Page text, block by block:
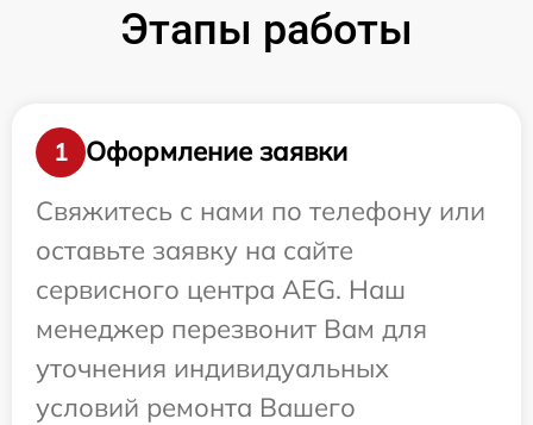
Этапы работы
1
Оформление заявки
Свяжитесь с нами по телефону или
оставьте заявку на сайте
сервисного центра AEG. Наш
менеджер перезвонит Вам для
уточнения индивидуальных
условий ремонта Вашего